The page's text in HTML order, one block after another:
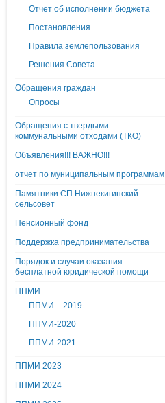
Отчет об исполнении бюджета
Постановления
Правила землепользования
Решения Совета
Обращения граждан
Опросы
Обращения с твердыми
коммунальными отходами (ТКО)
Объявления!!! ВАЖНО!!!
отчет по муниципальным программам
Памятники СП Нижнекигинский
сельсовет
Пенсионный фонд
Поддержка предпринимательства
Порядок и случаи оказания
бесплатной юридической помощи
ППМИ
ППМИ – 2019
ППМИ-2020
ППМИ-2021
ППМИ 2023
ППМИ 2024